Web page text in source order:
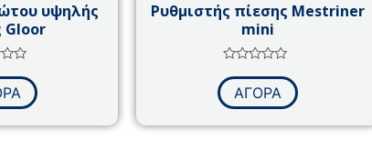
υψηλής
Gloor
Ρυθμιστής πίεσης Mestriner
mini
με
από
ΑΓΟΡΑ